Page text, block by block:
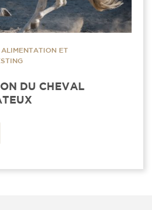
ALIMENTATION ET
DU CHEVAL